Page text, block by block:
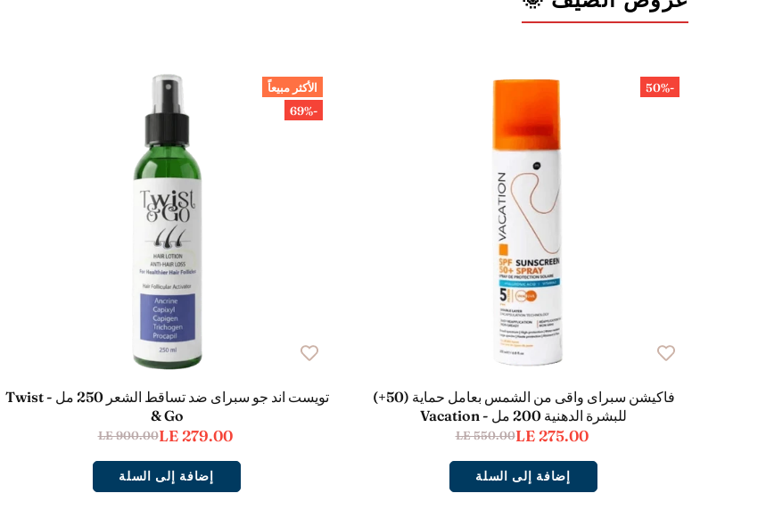
-50%
فاكيشن سبراى واقى من الشمس بعامل حماية (50+)
للبشرة الدهنية 200 مل - Vacation
LE 550.00LE 275.00
إضافة إلى السلة
الأكثر مبيعاً
-69%
تويست اند جو سبراى ضد تساقط الشعر 250 مل - Twist
& Go
LE 900.00LE 279.00
إضافة إلى السلة